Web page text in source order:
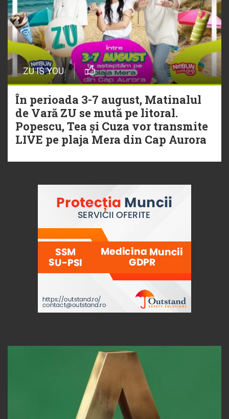
ZU IS YOU
În perioada 3-7 august, Matinalul
de Vară ZU se mută pe litoral.
Popescu, Tea și Cuza vor transmite
LIVE pe plaja Mera din Cap Aurora